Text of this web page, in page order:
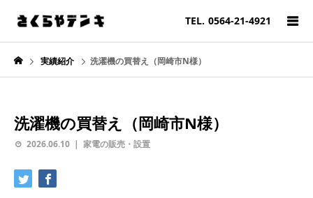
TEL. 0564-21-4921
実績紹介 洗濯機の買替え（岡崎市N様）
洗濯機の買替え（岡崎市N様）
2026.06.10 家電の販売・設置